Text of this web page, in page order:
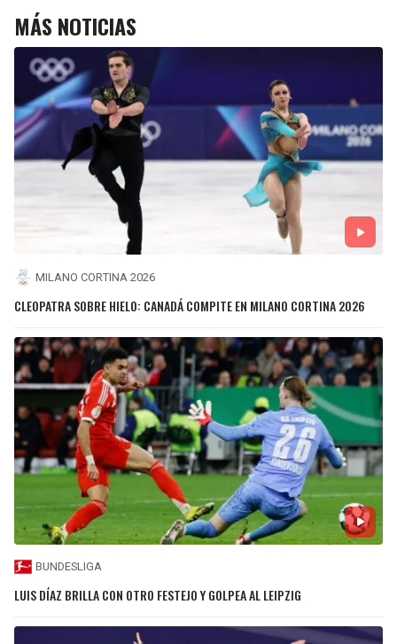
MÁS NOTICIAS
MILANO CORTINA 2026
CLEOPATRA SOBRE HIELO: CANADÁ COMPITE EN MILANO CORTINA 2026
BUNDESLIGA
LUIS DÍAZ BRILLA CON OTRO FESTEJO Y GOLPEA AL LEIPZIG